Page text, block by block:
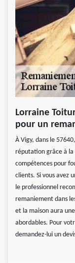
Lorraine
pour un
À Vigy, dans le
réputation grâce à la
compétences pour
clients. Si vous avez
le professionnel
remaniement dans
et la maison aura
abordables. Pour
demandez-lui un